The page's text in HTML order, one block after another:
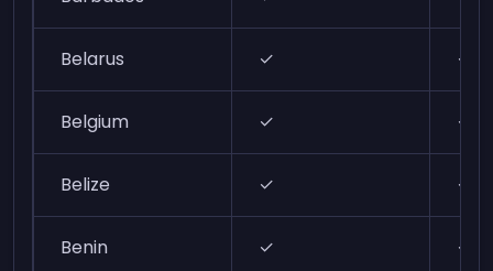
Belarus ✓ ✓
Belgium ✓ ✓
Belize ✓ ✓
Benin ✓ ✓